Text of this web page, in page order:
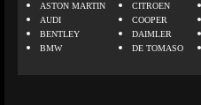
ASTON MARTIN
AUDI
BENTLEY
BMW
CITROEN
COOPER
DAIMLER
DE TOMASO